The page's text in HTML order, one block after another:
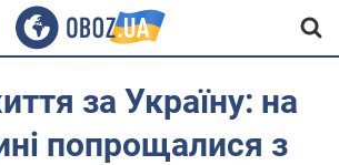
за Україну: на
попрощалися з